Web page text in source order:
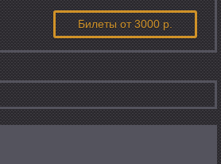
Билеты от 3000 р.